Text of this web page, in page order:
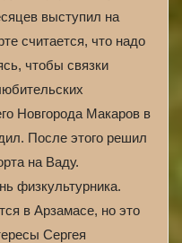
выступил на
считается, что надо
чтобы связки
Новгорода Макаров в
После этого решил
на Ваду.
физкультурника.
в Арзамасе, но это
Сергея